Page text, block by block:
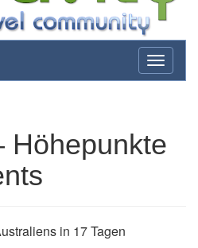
toggle
des
Höhepunkte
in 17 Tagen